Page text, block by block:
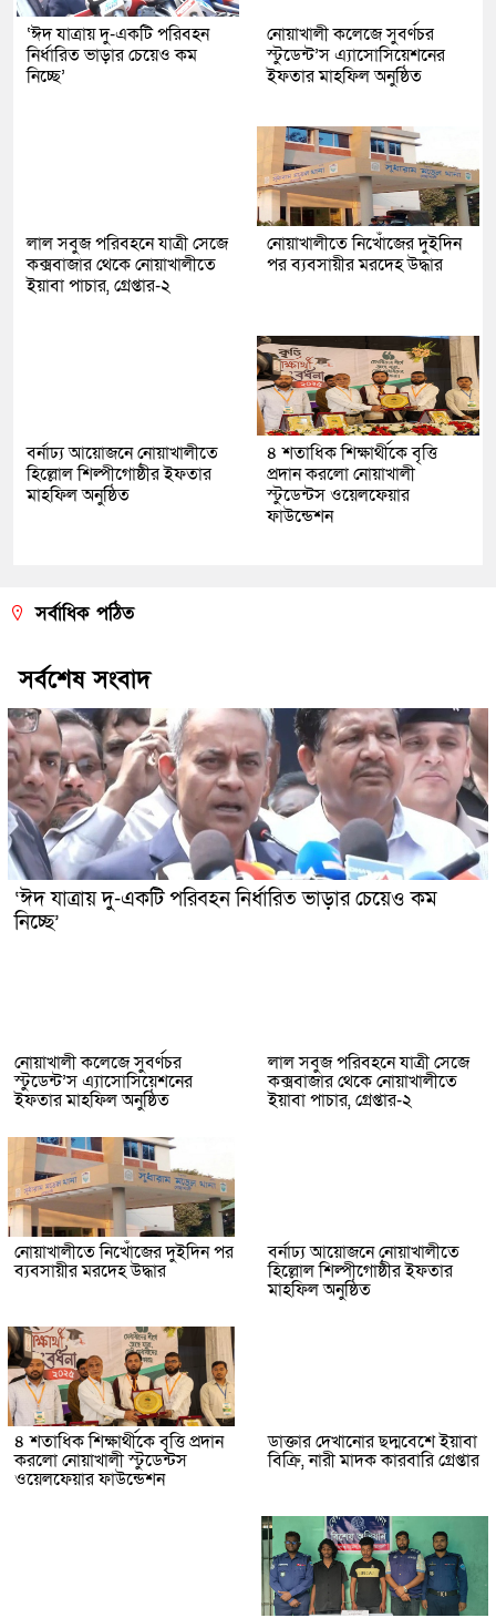
‘ঈদ যাত্রায় দু-একটি পরিবহন
নির্ধারিত ভাড়ার চেয়েও কম
নিচ্ছে’
নোয়াখালী কলেজে সুবর্ণচর
স্টুডেন্ট’স এ্যাসোসিয়েশনের
ইফতার মাহফিল অনুষ্ঠিত
লাল সবুজ পরিবহনে যাত্রী সেজে
কক্সবাজার থেকে নোয়াখালীতে
ইয়াবা পাচার, গ্রেপ্তার-২
নোয়াখালীতে নিখোঁজের দুইদিন
পর ব্যবসায়ীর মরদেহ উদ্ধার
বর্নাঢ্য আয়োজনে নোয়াখালীতে
হিল্লোল শিল্পীগোষ্ঠীর ইফতার
মাহফিল অনুষ্ঠিত
৪ শতাধিক শিক্ষার্থীকে বৃত্তি
প্রদান করলো নোয়াখালী
স্টুডেন্টস ওয়েলফেয়ার
ফাউন্ডেশন
সর্বাধিক পঠিত
সর্বশেষ সংবাদ
‘ঈদ যাত্রায় দু-একটি পরিবহন নির্ধারিত ভাড়ার চেয়েও কম
নিচ্ছে’
নোয়াখালী কলেজে সুবর্ণচর
স্টুডেন্ট’স এ্যাসোসিয়েশনের
ইফতার মাহফিল অনুষ্ঠিত
লাল সবুজ পরিবহনে যাত্রী সেজে
কক্সবাজার থেকে নোয়াখালীতে
ইয়াবা পাচার, গ্রেপ্তার-২
নোয়াখালীতে নিখোঁজের দুইদিন পর
ব্যবসায়ীর মরদেহ উদ্ধার
বর্নাঢ্য আয়োজনে নোয়াখালীতে
হিল্লোল শিল্পীগোষ্ঠীর ইফতার
মাহফিল অনুষ্ঠিত
৪ শতাধিক শিক্ষার্থীকে বৃত্তি প্রদান
করলো নোয়াখালী স্টুডেন্টস
ওয়েলফেয়ার ফাউন্ডেশন
ডাক্তার দেখানোর ছদ্মবেশে ইয়াবা
বিক্রি, নারী মাদক কারবারি গ্রেপ্তার